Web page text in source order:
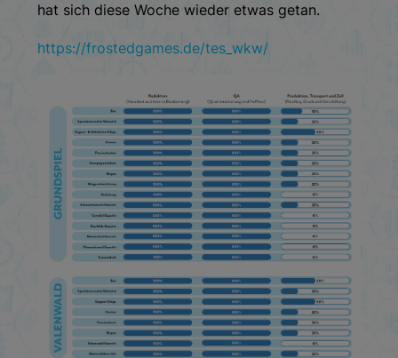
hat sich diese Woche wieder etwas getan.
https://frostedgames.de/tes_wkw/